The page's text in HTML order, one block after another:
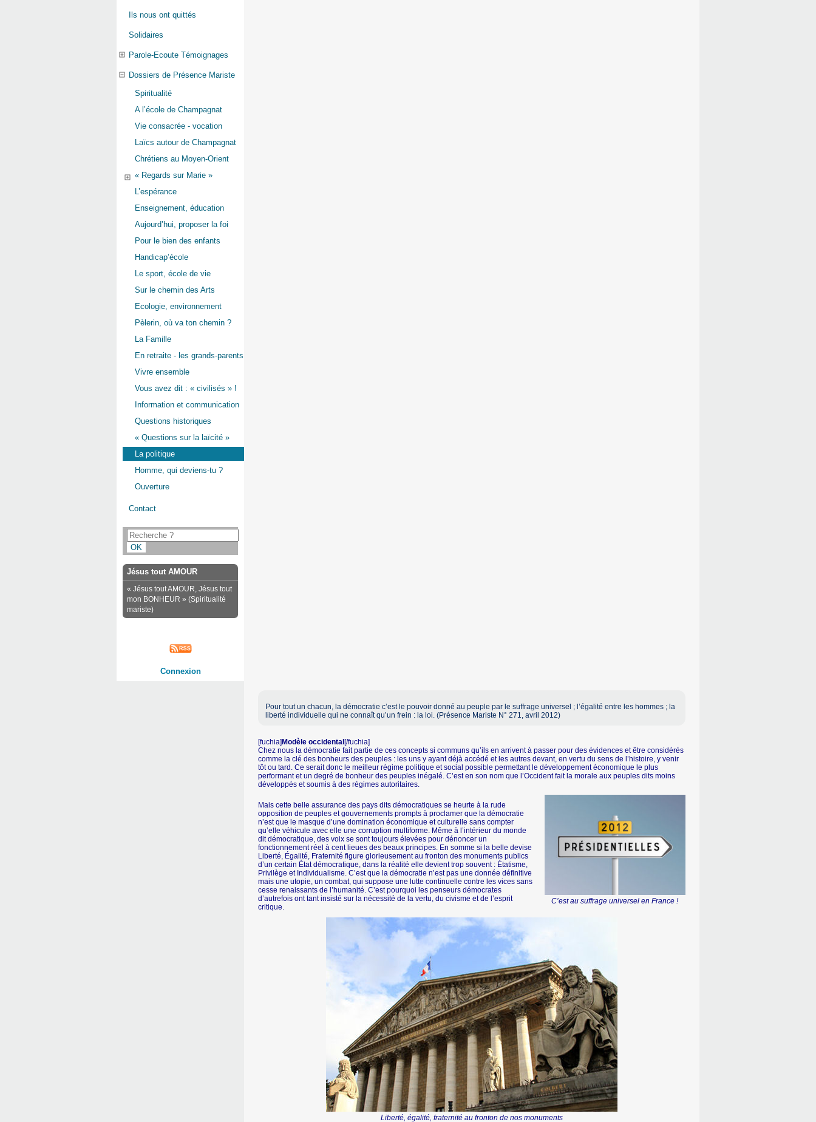
Pour tout un chacun, la démocratie c’est le pouvoir donné au peuple par le suffrage universel ; l’égalité entre les hommes ; la
liberté individuelle qui ne connaît qu’un frein : la loi. (Présence Mariste N° 271, avril 2012)
[fuchia]Modèle occidental[/fuchia]
Chez nous la démocratie fait partie de ces concepts si communs qu’ils en arrivent à passer pour des évidences et être considérés
comme la clé des bonheurs des peuples : les uns y ayant déjà accédé et les autres devant, en vertu du sens de l’histoire, y venir
tôt ou tard. Ce serait donc le meilleur régime politique et social possible permettant le développement économique le plus
performant et un degré de bonheur des peuples inégalé. C’est en son nom que l’Occident fait la morale aux peuples dits moins
développés et soumis à des régimes autoritaires.
C’est au suffrage universel en France !
Mais cette belle assurance des pays dits démocratiques se heurte à la rude
opposition de peuples et gouvernements prompts à proclamer que la démocratie
n’est que le masque d’une domination économique et culturelle sans compter
qu’elle véhicule avec elle une corruption multiforme. Même à l’intérieur du monde
dit démocratique, des voix se sont toujours élevées pour dénoncer un
fonctionnement réel à cent lieues des beaux principes. En somme si la belle devise
Liberté, Égalité, Fraternité figure glorieusement au fronton des monuments publics
d’un certain État démocratique, dans la réalité elle devient trop souvent : Étatisme,
Privilège et Individualisme. C’est que la démocratie n’est pas une donnée définitive
mais une utopie, un combat, qui suppose une lutte continuelle contre les vices sans
cesse renaissants de l’humanité. C’est pourquoi les penseurs démocrates
d’autrefois ont tant insisté sur la nécessité de la vertu, du civisme et de l’esprit
critique.
Liberté, égalité, fraternité au fronton de nos monuments
Ils nous ont quittés
Solidaires
Parole-Ecoute Témoignages
Dossiers de Présence Mariste
Spiritualité
A l’école de Champagnat
Vie consacrée - vocation
Laïcs autour de Champagnat
Chrétiens au Moyen-Orient
« Regards sur Marie »
L’espérance
Enseignement, éducation
Aujourd’hui, proposer la foi
Pour le bien des enfants
Handicap’école
Le sport, école de vie
Sur le chemin des Arts
Ecologie, environnement
Pèlerin, où va ton chemin ?
La Famille
En retraite - les grands-parents
Vivre ensemble
Vous avez dit : « civilisés » !
Information et communication
Questions historiques
« Questions sur la laïcité »
La politique
Homme, qui deviens-tu ?
Ouverture
Contact
Jésus tout AMOUR
« Jésus tout AMOUR, Jésus tout
mon BONHEUR » (Spiritualité
mariste)
Connexion